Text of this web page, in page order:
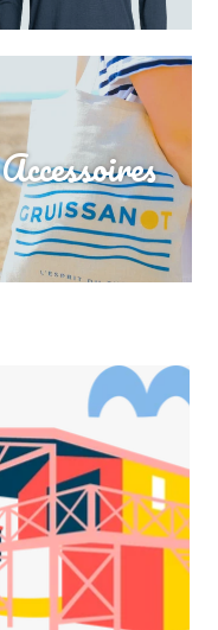
Accessoires